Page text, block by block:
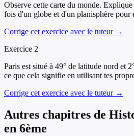
Observe cette carte du monde.
fois d'un globe et d'un planisphère pour
Corrige cet exercice avec le tuteur →
Exercice 2
Paris est situé à 49° de latitude nord et
ce que cela signifie en utilisant tes
Corrige cet exercice avec le tuteur →
Autres chapitres de
en 6ème